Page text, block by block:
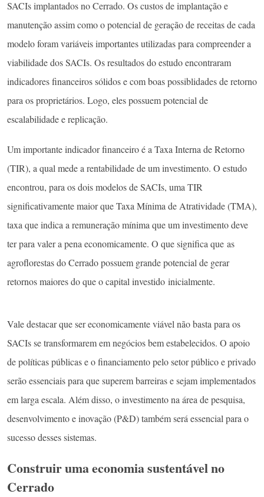
SACIs implantados no Cerrado. Os custos de implantação e
manutenção assim como o potencial de geração de receitas de cada
modelo foram variáveis importantes utilizadas para compreender a
viabilidade dos SACIs. Os resultados do estudo encontraram
indicadores financeiros sólidos e com boas possiblidades de retorno
para os proprietários. Logo, eles possuem potencial de
escalabilidade e replicação.
Um importante indicador financeiro é a Taxa Interna de Retorno
(TIR), a qual mede a rentabilidade de um investimento. O estudo
encontrou, para os dois modelos de SACIs, uma TIR
significativamente maior que Taxa Mínima de Atratividade (TMA),
taxa que indica a remuneração mínima que um investimento deve
ter para valer a pena economicamente. O que significa que as
agroflorestas do Cerrado possuem grande potencial de gerar
retornos maiores do que o capital investido inicialmente.
Vale destacar que ser economicamente viável não basta para os
SACIs se transformarem em negócios bem estabelecidos. O apoio
de políticas públicas e o financiamento pelo setor público e privado
serão essenciais para que superem barreiras e sejam implementados
em larga escala. Além disso, o investimento na área de pesquisa,
desenvolvimento e inovação (P&D) também será essencial para o
sucesso desses sistemas.
Construir uma economia sustentável no
Cerrado